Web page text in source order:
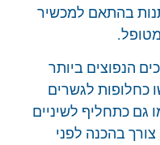
בהתאם למכשיר
הנפוצים ביותר
כחלופות לגשרים
גם כתחליף לשיניים
בהכנה לפני